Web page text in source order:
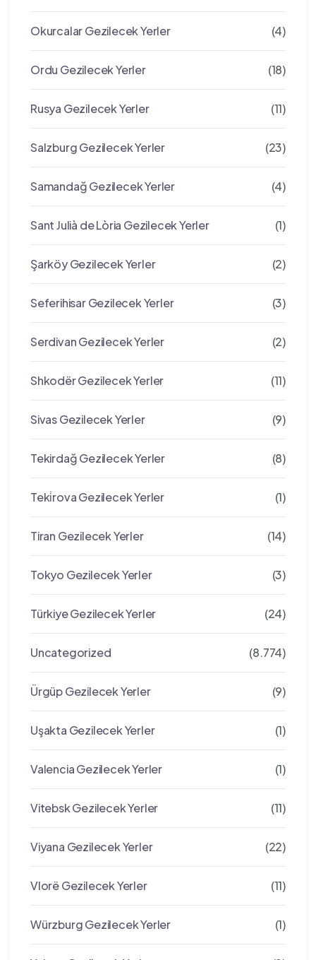
Okurcalar Gezilecek Yerler (4)
Ordu Gezilecek Yerler (18)
Rusya Gezilecek Yerler (11)
Salzburg Gezilecek Yerler (23)
Samandağ Gezilecek Yerler (4)
Sant Julià de Lòria Gezilecek Yerler (1)
Şarköy Gezilecek Yerler (2)
Seferihisar Gezilecek Yerler (3)
Serdivan Gezilecek Yerler (2)
Shkodër Gezilecek Yerler (11)
Sivas Gezilecek Yerler (9)
Tekirdağ Gezilecek Yerler (8)
Teki̇rova Gezilecek Yerler (1)
Tiran Gezilecek Yerler (14)
Tokyo Gezilecek Yerler (3)
Türkiye Gezilecek Yerler (24)
Uncategorized (8.774)
Ürgüp Gezilecek Yerler (9)
Uşakta Gezilecek Yerler (1)
Valencia Gezilecek Yerler (1)
Vitebsk Gezilecek Yerler (11)
Viyana Gezilecek Yerler (22)
Vlorë Gezilecek Yerler (11)
Würzburg Gezilecek Yerler (1)